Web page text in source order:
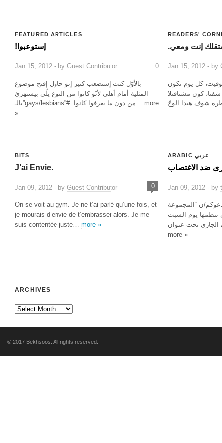
FEATURED ARTICLES
!إستوعبوا
Jan 15, 2012 - by Guest Contributor 0
بالأوّل كنت إستصعب كتير إنو حاول إفتح موضوع
المثلية أمام أهلي لأنّو كانوا من النوع يلّي بيستهزئ
بالـ”gays/lesbians”#. من دون ما يعرفوا كانوا… more
»
READERS'
إنت ومعي
Jan 15, 2012 - by
كل يوم تكون
كون مشتاقتلا
BITS
J’ai Envie.
Jan 09, 2012 - by Guest Contributor 0
On se voit au gym. Je ne t’ai parlé qu’une fois, et
je mourais d’envie de t’embrasser alors. Je me
suis contentée juste… more »
ARABIC عربي
ضد الاغتصاب
Jan 09, 2012 - by
كانون الثاني 2012 – تدعوكم/ن “المجموعة
تنظمها يوم السبت
الثاني الجاري تحت عنوان…
more »
ARCHIVES
© 2017 Bekhsoos . All rights reserved.